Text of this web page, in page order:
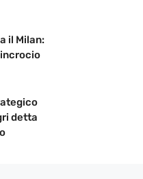
il Milan:
detta